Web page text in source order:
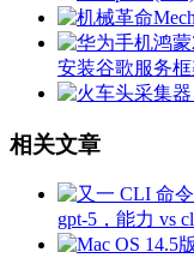
安装谷歌服务框
相关文章
gpt-5，能力 vs